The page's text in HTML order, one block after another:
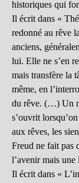
historiques qui
Il écrit dans «
redonné au rêve
anciens,
lui. Elle ne s’en
mais transfère la
même, en
du rêve. (…) Un
s’ouvrit
aux rêves, les
Freud ne fait pas
l’avenir mais une
Il écrit dans «